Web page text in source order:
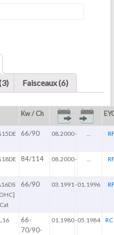
Faisceaux (6)
Kw / Ch
66/90 08.2000-
84/114 08.2000-
Cat
66/90 03.1991 -01.1996
L16
66-
70/90-
01.1980-05.1984